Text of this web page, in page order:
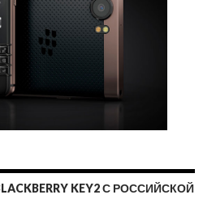
KEY2 С РОССИЙСКОЙ